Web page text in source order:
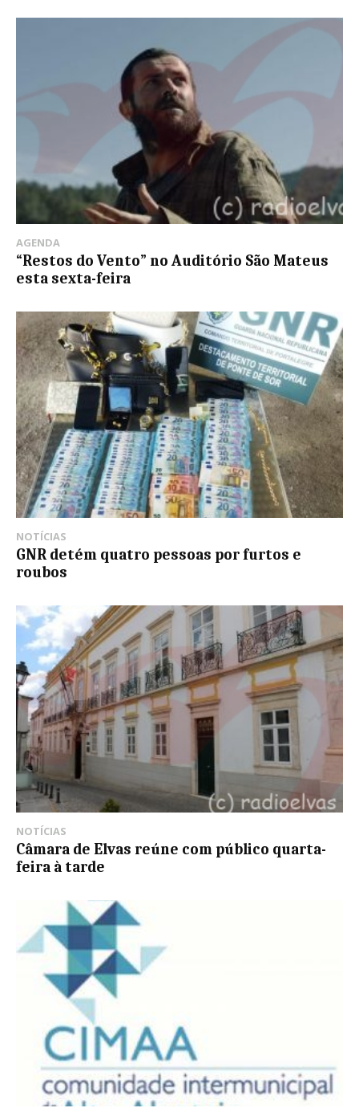
AGENDA
“Restos do Vento” no Auditório São Mateus
esta sexta-feira
NOTÍCIAS
GNR detém quatro pessoas por furtos e
roubos
NOTÍCIAS
Câmara de Elvas reúne com público quarta-
feira à tarde